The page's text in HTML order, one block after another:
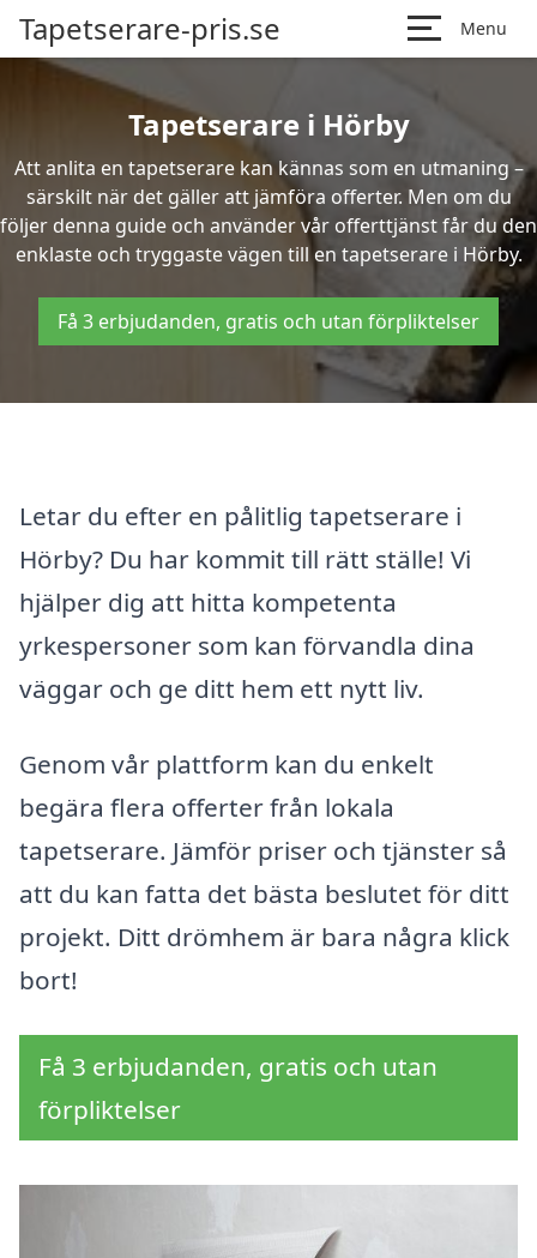
Tapetserare-pris.se Menu
Tapetserare i Hörby
Att anlita en tapetserare kan kännas som en utmaning –
särskilt när det gäller att jämföra offerter. Men om du
följer denna guide och använder vår offerttjänst får du den
enklaste och tryggaste vägen till en tapetserare i Hörby.
Få 3 erbjudanden, gratis och utan förpliktelser
Letar du efter en pålitlig tapetserare i
Hörby? Du har kommit till rätt ställe! Vi
hjälper dig att hitta kompetenta
yrkespersoner som kan förvandla dina
väggar och ge ditt hem ett nytt liv.
Genom vår plattform kan du enkelt
begära flera offerter från lokala
tapetserare. Jämför priser och tjänster så
att du kan fatta det bästa beslutet för ditt
projekt. Ditt drömhem är bara några klick
bort!
Få 3 erbjudanden, gratis och utan
förpliktelser